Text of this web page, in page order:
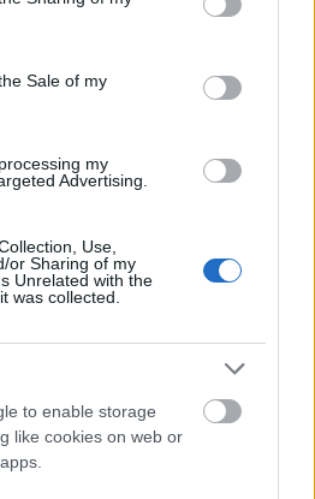
and its third-party tags to
purposes in below Google
Sale of my
my
Advertising.
Use,
or Sharing of my
Unrelated with the
was collected.
to enable storage
like cookies on web or
ανακοίνωσε τη
«Επιστρέφω
Οι διαβολικές